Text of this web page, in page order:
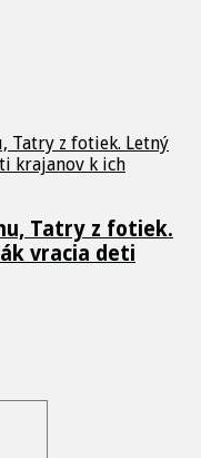
Tatry z fotiek.
vracia deti